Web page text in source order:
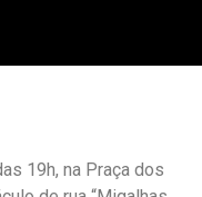
19h, na Praça dos